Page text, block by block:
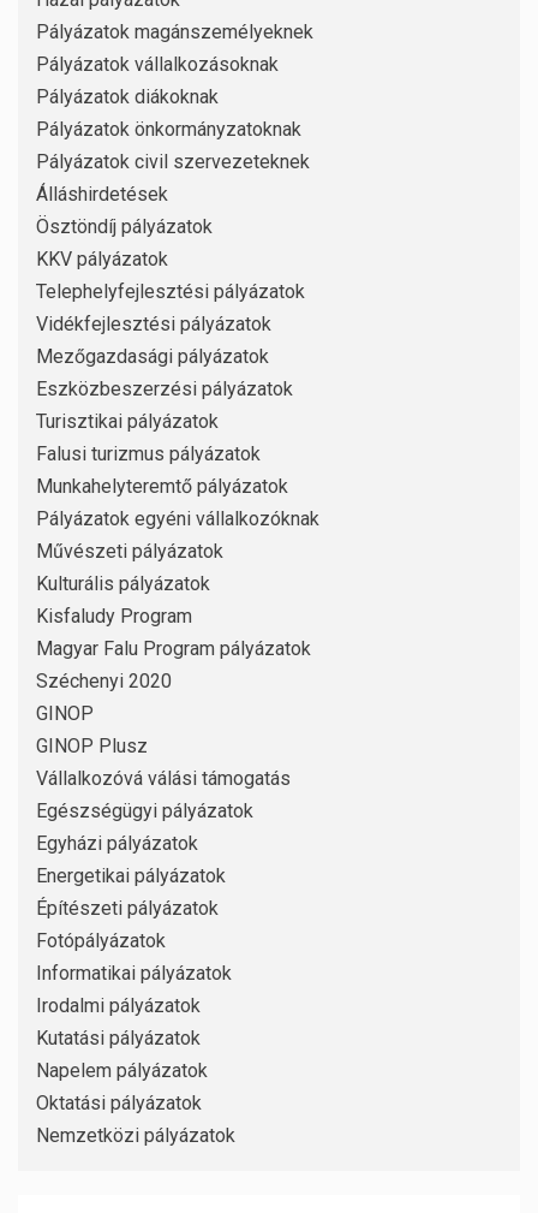
Pályázatok magánszemélyeknek
Pályázatok vállalkozásoknak
Pályázatok diákoknak
Pályázatok önkormányzatoknak
Pályázatok civil szervezeteknek
Álláshirdetések
Ösztöndíj pályázatok
KKV pályázatok
Telephelyfejlesztési pályázatok
Vidékfejlesztési pályázatok
Mezőgazdasági pályázatok
Eszközbeszerzési pályázatok
Turisztikai pályázatok
Falusi turizmus pályázatok
Munkahelyteremtő pályázatok
Pályázatok egyéni vállalkozóknak
Művészeti pályázatok
Kulturális pályázatok
Kisfaludy Program
Magyar Falu Program pályázatok
Széchenyi 2020
GINOP
GINOP Plusz
Vállalkozóvá válási támogatás
Egészségügyi pályázatok
Egyházi pályázatok
Energetikai pályázatok
Építészeti pályázatok
Fotópályázatok
Informatikai pályázatok
Irodalmi pályázatok
Kutatási pályázatok
Napelem pályázatok
Oktatási pályázatok
Nemzetközi pályázatok